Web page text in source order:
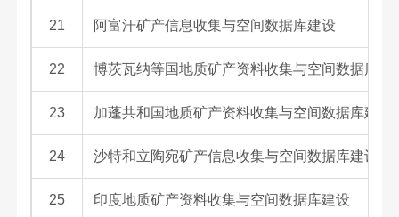
21 阿富汗矿产信息收集与空间数据库建设
22 博茨瓦纳等国地质矿产资料收集与空间数据库建
23 加蓬共和国地质矿产资料收集与空间数据库建设
24 沙特和立陶宛矿产信息收集与空间数据库建设
25 印度地质矿产资料收集与空间数据库建设